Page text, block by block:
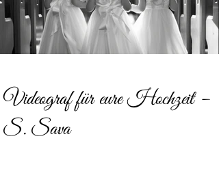
Videograf für eure Hochzeit –
S. Sava